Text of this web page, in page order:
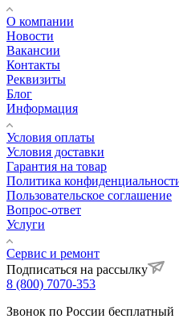
О компании
Новости
Вакансии
Контакты
Реквизиты
Блог
Информация
Условия оплаты
Условия доставки
Гарантия на товар
Политика
Пользовательское соглашение
Вопрос-ответ
Услуги
Сервис и ремонт
Подписаться на рассылку
8 (800) 7070-353
Звонок по России бесплатный